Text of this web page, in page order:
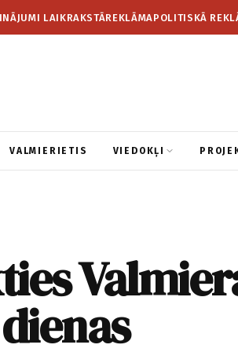
LAIKRAKSTĀREKLĀMAPOLITISKĀ
VALMIERIETIS VIEDOKĻI